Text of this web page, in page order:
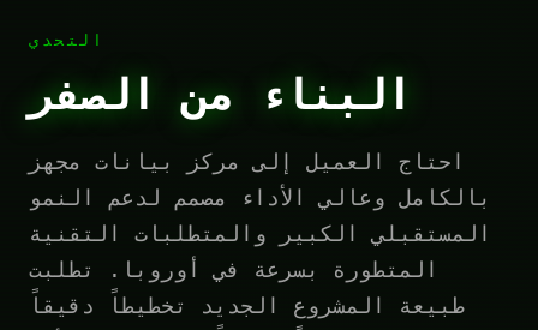
التحدي
البناء من الصفر
احتاج العميل إلى مركز بيانات مجهز
بالكامل وعالي الأداء مصمم لدعم النمو
المستقبلي الكبير والمتطلبات التقنية
المتطورة بسرعة في أوروبا. تطلبت
طبيعة المشروع الجديد تخطيطاً دقيقاً